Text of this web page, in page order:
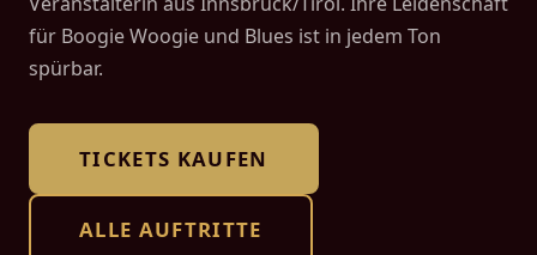
für Boogie Woogie und Blues ist in jedem Ton
spürbar.
TICKETS KAUFEN
ALLE AUFTRITTE